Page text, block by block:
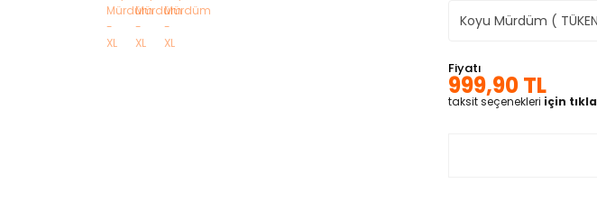
Fiyatı
999,90 TL
taksit seçenekleri için tıkla